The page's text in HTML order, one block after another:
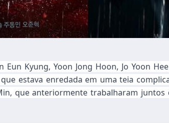
Kyung, Yoon Jong Hoon, Jo Yoon
estava enredada em uma teia
que anteriormente trabalharam juntos